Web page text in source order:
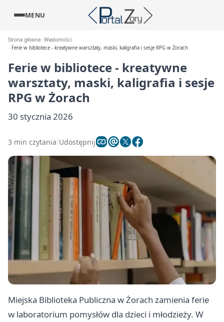
MENU
Strona główna Wiadomości
Ferie w bibliotece - kreatywne warsztaty, maski, kaligrafia i sesje RPG w Żorach
Ferie w bibliotece - kreatywne
warsztaty, maski, kaligrafia i sesje
RPG w Żorach
30 stycznia 2026
3 min czytania Udostępnij
Miejska Biblioteka Publiczna w Żorach zamienia ferie
w laboratorium pomysłów dla dzieci i młodzieży. W